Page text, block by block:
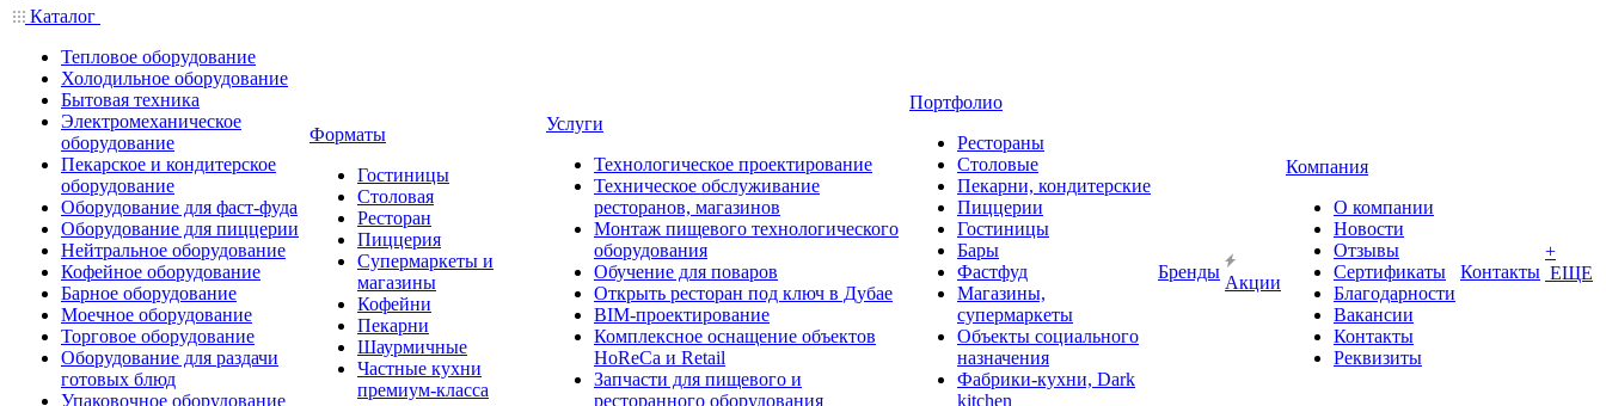
Каталог
Тепловое оборудование
Холодильное оборудование
Бытовая техника
Электромеханическое
оборудование
Пекарское и кондитерское
оборудование
Оборудование для фаст-фуда
Оборудование для пиццерии
Нейтральное оборудование
Кофейное оборудование
Барное оборудование
Моечное оборудование
Торговое оборудование
Оборудование для раздачи
готовых блюд
Упаковочное оборудование
Форматы
Гостиницы
Столовая
Ресторан
Пиццерия
Супермаркеты и
магазины
Кофейни
Пекарни
Шаурмичные
Частные кухни
премиум-класса
Услуги
Технологическое проектирование
Техническое обслуживание
ресторанов, магазинов
Монтаж пищевого технологического
оборудования
Обучение для поваров
Открыть ресторан под ключ в Дубае
BIM-проектирование
Комплексное оснащение объектов
HoReCa и Retail
Запчасти для пищевого и
ресторанного оборудования
Портфолио
Рестораны
Столовые
Пекарни, кондитерские
Пиццерии
Гостиницы
Бары
Фастфуд
Магазины,
супермаркеты
Объекты социального
назначения
Фабрики-кухни, Dark
kitchen
Бренды
Акции
Компания
О компании
Новости
Отзывы
Сертификаты
Благодарности
Вакансии
Контакты
Реквизиты
Контакты
+
ЕЩЕ